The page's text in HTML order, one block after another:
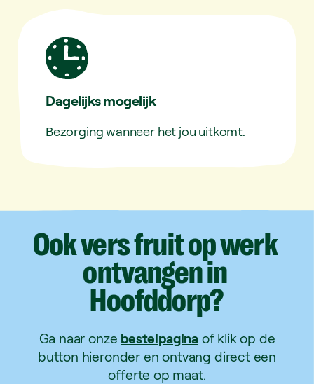
Dagelijks mogelijk
Bezorging wanneer het jou uitkomt.
Ookversfruitopwerk
ontvangenin
Hoofddorp?
Ga naar onze bestelpagina of klik op de
button hieronder en ontvang direct een
offerte op maat.